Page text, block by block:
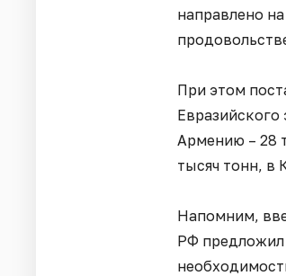
направлено
При этом
Армению – 28
тысяч тонн, в
Напомним,
РФ предложил